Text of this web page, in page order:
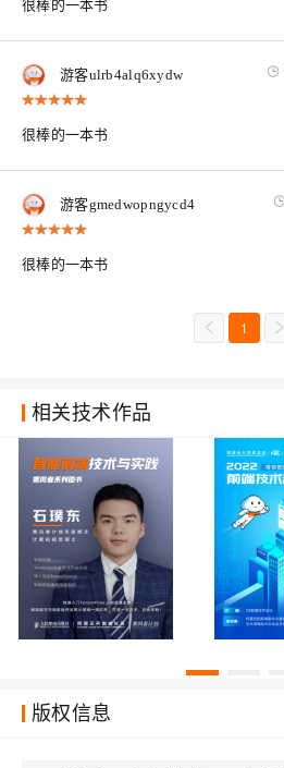
很棒的一本书
游客ulrb4alq6xydw
很棒的一本书
游客gmedwopngycd4
很棒的一本书
1
相关技术作品
版权信息